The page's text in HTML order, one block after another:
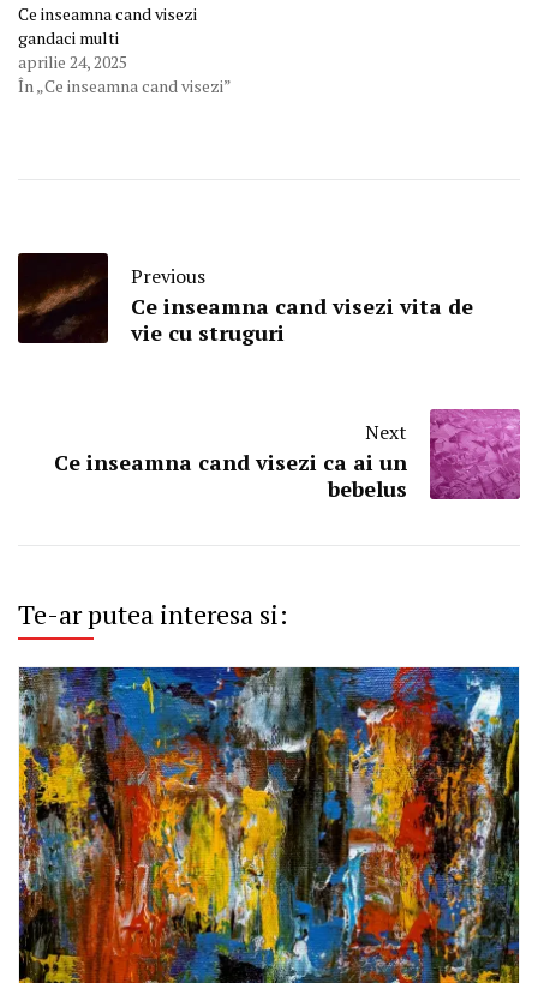
Ce inseamna cand visezi
gandaci multi
aprilie 24, 2025
În „Ce inseamna cand visezi”
Previous
Ce inseamna cand visezi vita de
vie cu struguri
Next
Ce inseamna cand visezi ca ai un
bebelus
Te-ar putea interesa si: